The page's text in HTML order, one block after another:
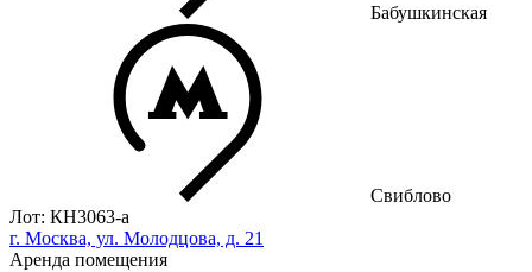
Бабушкинская
Свиблово
Лот: КН3063-a
г. Москва, ул. Молодцова, д. 21
Аренда помещения